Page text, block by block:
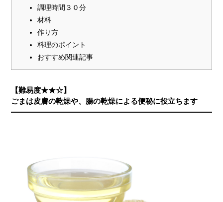
調理時間３０分
材料
作り方
料理のポイント
おすすめ関連記事
【難易度★★☆】
ごまは皮膚の乾燥や、腸の乾燥による便秘に役立ちます